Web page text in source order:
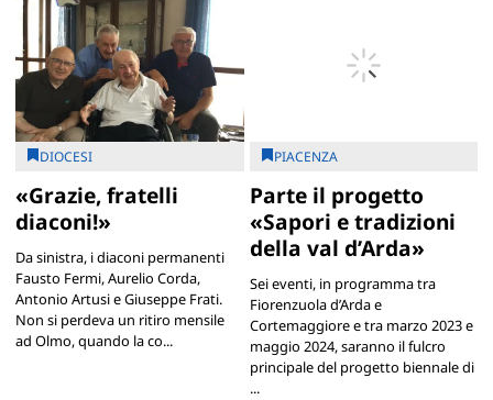
DIOCESI
«Grazie, fratelli
diaconi!»
Da sinistra, i diaconi permanenti
Fausto Fermi, Aurelio Corda,
Antonio Artusi e Giuseppe Frati.
Non si perdeva un ritiro mensile
ad Olmo, quando la co...
PIACENZA
Parte il progetto
«Sapori e tradizioni
della val d’Arda»
Sei eventi, in programma tra
Fiorenzuola d’Arda e
Cortemaggiore e tra marzo 2023 e
maggio 2024, saranno il fulcro
principale del progetto biennale di
...